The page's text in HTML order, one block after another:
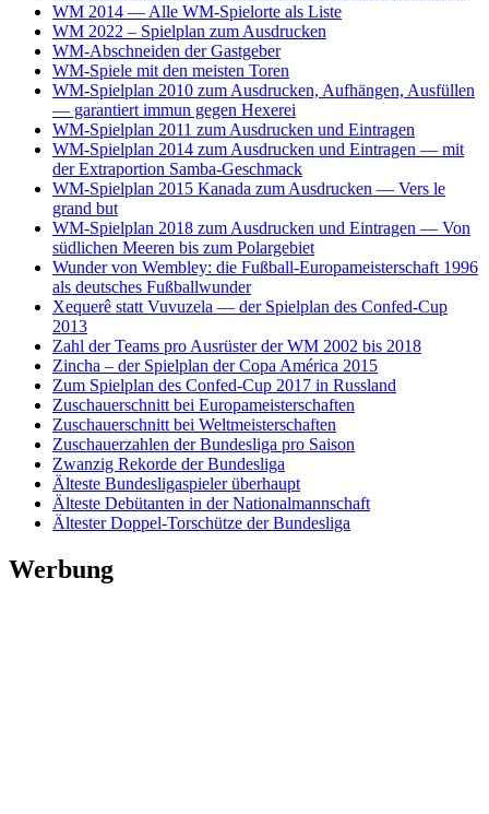
WM 2014 — Alle WM-Spielorte als Liste
WM 2022 – Spielplan zum Ausdrucken
WM-Abschneiden der Gastgeber
WM-Spiele mit den meisten Toren
WM-Spielplan 2010 zum Ausdrucken, Aufhängen, Ausfüllen
— garantiert immun gegen Hexerei
WM-Spielplan 2011 zum Ausdrucken und Eintragen
WM-Spielplan 2014 zum Ausdrucken und Eintragen — mit
der Extraportion Samba-Geschmack
WM-Spielplan 2015 Kanada zum Ausdrucken — Vers le
grand but
WM-Spielplan 2018 zum Ausdrucken und Eintragen — Von
südlichen Meeren bis zum Polargebiet
Wunder von Wembley: die Fußball-Europameisterschaft 1996
als deutsches Fußballwunder
Xequerê statt Vuvuzela — der Spielplan des Confed-Cup
2013
Zahl der Teams pro Ausrüster der WM 2002 bis 2018
Zincha – der Spielplan der Copa América 2015
Zum Spielplan des Confed-Cup 2017 in Russland
Zuschauerschnitt bei Europameisterschaften
Zuschauerschnitt bei Weltmeisterschaften
Zuschauerzahlen der Bundesliga pro Saison
Zwanzig Rekorde der Bundesliga
Älteste Bundesligaspieler überhaupt
Älteste Debütanten in der Nationalmannschaft
Ältester Doppel-Torschütze der Bundesliga
Werbung